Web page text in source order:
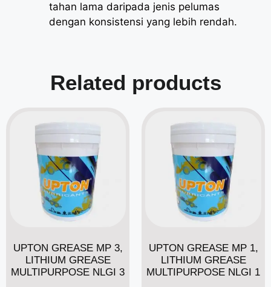
tahan lama daripada jenis pelumas
dengan konsistensi yang lebih rendah.
Related products
UPTON GREASE MP 3,
LITHIUM GREASE
MULTIPURPOSE NLGI 3
UPTON GREASE MP 1,
LITHIUM GREASE
MULTIPURPOSE NLGI 1